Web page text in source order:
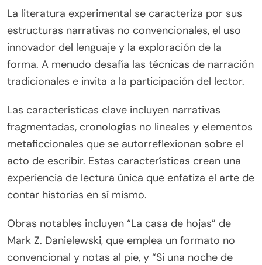
La literatura experimental se caracteriza por sus
estructuras narrativas no convencionales, el uso
innovador del lenguaje y la exploración de la
forma. A menudo desafía las técnicas de narración
tradicionales e invita a la participación del lector.
Las características clave incluyen narrativas
fragmentadas, cronologías no lineales y elementos
metaficcionales que se autorreflexionan sobre el
acto de escribir. Estas características crean una
experiencia de lectura única que enfatiza el arte de
contar historias en sí mismo.
Obras notables incluyen “La casa de hojas” de
Mark Z. Danielewski, que emplea un formato no
convencional y notas al pie, y “Si una noche de